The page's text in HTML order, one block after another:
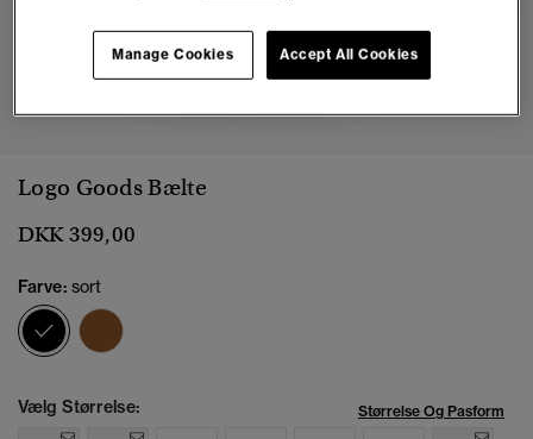
1 2 3
Logo Goods Bælte
DKK 399,00
Farve: sort
valgt
Vælg Størrelse: Størrelse Og Pasform
Accept All Cookies
Manage Cookies